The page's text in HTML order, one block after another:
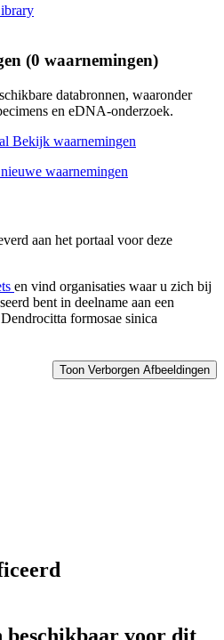
(0 waarnemingen)
databronnen, waaronder
en eDNA-onderzoek.
Bekijk waarnemingen
waarnemingen
aan het portaal voor deze
en vind organisaties waar u zich bij
bent in deelname aan een
Dendrocitta formosae sinica
Toon Verborgen Afbeeldingen